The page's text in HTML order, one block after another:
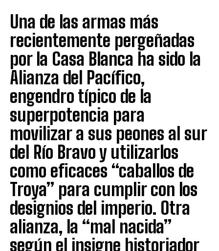
Una de las armas más
recientemente pergeñadas
por la Casa Blanca ha sido la
Alianza del Pacífico,
engendro típico de la
superpotencia para
movilizar a sus peones al sur
del Río Bravo y utilizarlos
como eficaces “caballos de
Troya” para cumplir con los
designios del imperio. Otra
alianza, la “mal nacida”
según el insigne historiador